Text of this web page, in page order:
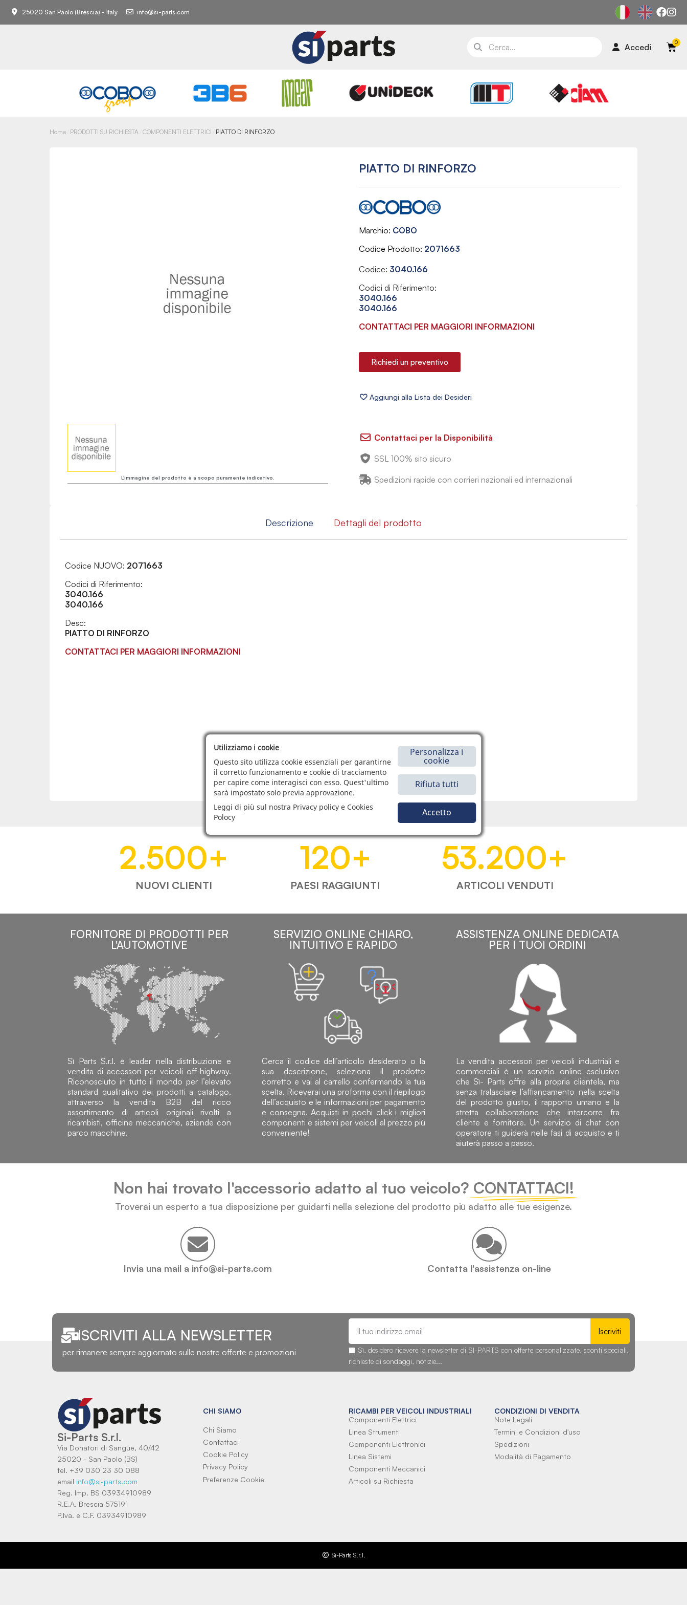
25020 San Paolo (Brescia) - Italy info@si-parts.com
Accedi
Home PRODOTTI SU RICHIESTA COMPONENTI ELETTRICI PIATTO DI RINFORZO
L'immagine del prodotto è a scopo puramente indicativo.
PIATTO DI RINFORZO
Marchio COBO
Codice Prodotto 2071663
Codice: 3040.166
Codici di Riferimento:
3040.166
3040.166
CONTATTACI PER MAGGIORI INFORMAZIONI
Richiedi un preventivo
Contattaci per la Disponibilità
SSL 100% sito sicuro
Spedizioni rapide con corrieri nazionali ed internazionali
Descrizione Dettagli del prodotto
Codice NUOVO: 2071663
Codici di Riferimento:
3040.166
3040.166
Desc:
PIATTO DI RINFORZO
CONTATTACI PER MAGGIORI INFORMAZIONI
2.500+
NUOVI CLIENTI
120+
PAESI RAGGIUNTI
53.200+
ARTICOLI VENDUTI
FORNITORE DI PRODOTTI PER
L'AUTOMOTIVE
Sì Parts S.r.l. è leader nella distribuzione e
vendita di accessori per veicoli off-highway.
Riconosciuto in tutto il mondo per l’elevato
standard qualitativo dei prodotti a catalogo,
attraverso la vendita B2B del ricco
assortimento di articoli originali rivolti a
ricambisti, officine meccaniche, aziende con
parco macchine.
SERVIZIO ONLINE CHIARO,
INTUITIVO E RAPIDO
Cerca il codice dell’articolo desiderato o la
sua descrizione, seleziona il prodotto
corretto e vai al carrello confermando la tua
scelta. Riceverai una proforma con il riepilogo
dell’acquisto e le informazioni per pagamento
e consegna. Acquisti in pochi click i migliori
componenti e sistemi per veicoli al prezzo più
conveniente!
ASSISTENZA ONLINE DEDICATA
PER I TUOI ORDINI
La vendita accessori per veicoli industriali e
commerciali è un servizio online esclusivo
che Sì- Parts offre alla propria clientela, ma
senza tralasciare l’affiancamento nella scelta
del prodotto giusto, il rapporto umano e la
stretta collaborazione che intercorre fra
cliente e fornitore. Un servizio di chat con
operatore ti guiderà nelle fasi di acquisto e ti
aiuterà passo a passo.
Non hai trovato l'accessorio adatto al tuo veicolo? CONTATTACI!
Troverai un esperto a tua disposizione per guidarti nella selezione del prodotto più adatto alle tue esigenze.
Invia una mail a info@si-parts.com Contatta l'assistenza on-line
ISCRIVITI ALLA NEWSLETTER
per rimanere sempre aggiornato sulle nostre offerte e promozioni
Iscriviti
Sì, desidero ricevere la newsletter di SI-PARTS con offerte personalizzate, sconti speciali,
richieste di sondaggi, notizie...
Si-Parts S.r.l.
Via Donatori di Sangue, 40/42
25020 - San Paolo (BS)
tel. +39 030 23 30 088
email info@si-parts.com
Reg. Imp. BS 03934910989
R.E.A. Brescia 575191
P.Iva. e C.F. 03934910989
CHI SIAMO
Chi Siamo
Contattaci
Cookie Policy
Privacy Policy
Preferenze Cookie
RICAMBI PER VEICOLI INDUSTRIALI
Componenti Elettrici
Linea Strumenti
Componenti Elettronici
Linea Sistemi
Componenti Meccanici
Articoli su Richiesta
CONDIZIONI DI VENDITA
Note Legali
Termini e Condizioni d'uso
Spedizioni
Modalità di Pagamento
Si-Parts S.r.l.
Utilizziamo i cookie
Questo sito utilizza cookie essenziali per garantirne
il corretto funzionamento e cookie di tracciamento
per capire come interagisci con esso. Quest'ultimo
sarà impostato solo previa approvazione.
Leggi di più sul nostra Privacy policy e Cookies
Polocy
Personalizza i
cookie
Rifiuta tutti
Accetto